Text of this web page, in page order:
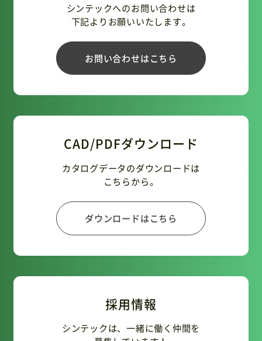
シンテックへのお問い合わせは
下記よりお願いいたします。
お問い合わせはこちら
CAD/PDFダウンロード
カタログデータのダウンロードは
こちらから。
ダウンロードはこちら
採用情報
シンテックは、一緒に働く仲間を